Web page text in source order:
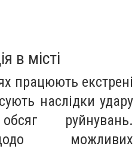
в місті
працюють екстрені
наслідки удару
руйнувань.
можливих